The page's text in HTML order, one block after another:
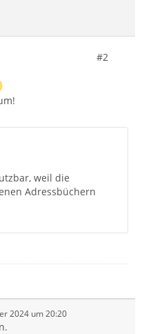
#2
weil die
Adressbüchern
2024 um 20:20